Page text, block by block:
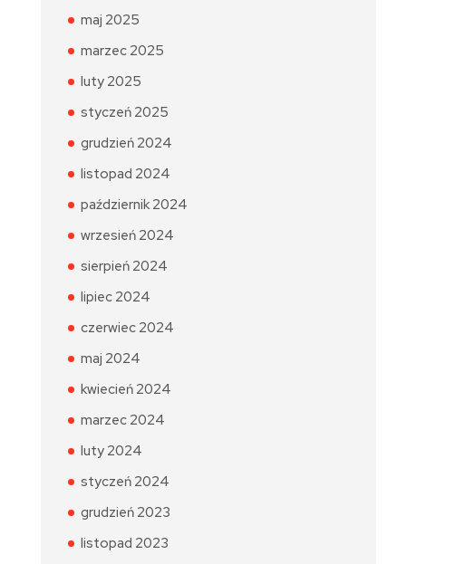
maj 2025
marzec 2025
luty 2025
styczeń 2025
grudzień 2024
listopad 2024
październik 2024
wrzesień 2024
sierpień 2024
lipiec 2024
czerwiec 2024
maj 2024
kwiecień 2024
marzec 2024
luty 2024
styczeń 2024
grudzień 2023
listopad 2023